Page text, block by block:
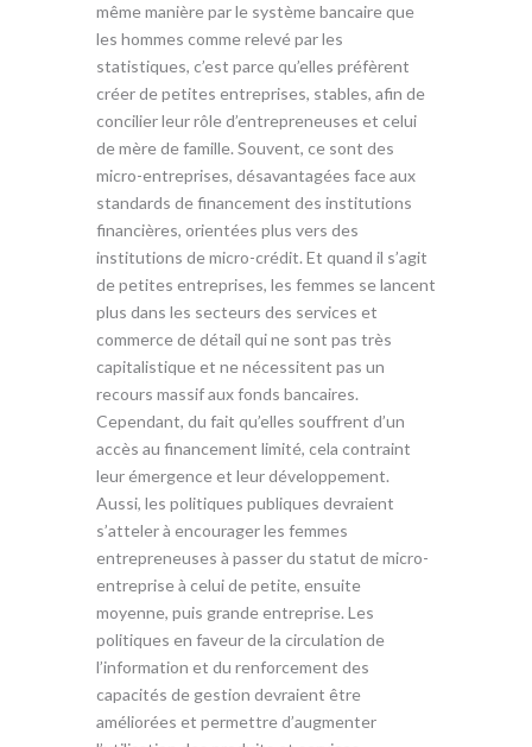
même manière par le système bancaire que
les hommes comme relevé par les
statistiques, c’est parce qu’elles préfèrent
créer de petites entreprises, stables, afin de
concilier leur rôle d’entrepreneuses et celui
de mère de famille. Souvent, ce sont des
micro-entreprises, désavantagées face aux
standards de financement des institutions
financières, orientées plus vers des
institutions de micro-crédit. Et quand il s’agit
de petites entreprises, les femmes se lancent
plus dans les secteurs des services et
commerce de détail qui ne sont pas très
capitalistique et ne nécessitent pas un
recours massif aux fonds bancaires.
Cependant, du fait qu’elles souffrent d’un
accès au financement limité, cela contraint
leur émergence et leur développement.
Aussi, les politiques publiques devraient
s’atteler à encourager les femmes
entrepreneuses à passer du statut de micro-
entreprise à celui de petite, ensuite
moyenne, puis grande entreprise. Les
politiques en faveur de la circulation de
l’information et du renforcement des
capacités de gestion devraient être
améliorées et permettre d’augmenter